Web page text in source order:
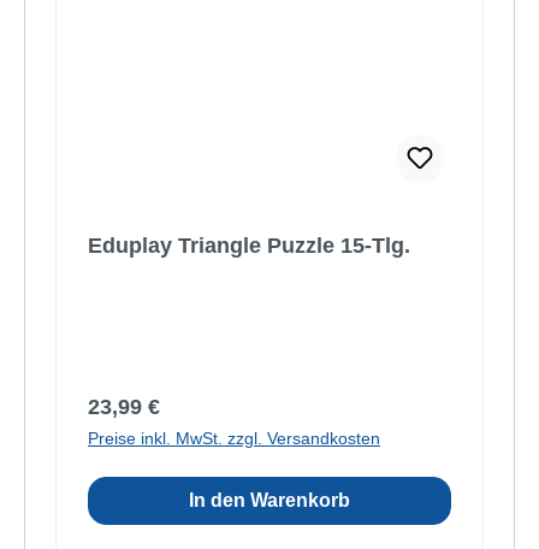
Eduplay Triangle Puzzle 15-Tlg.
Regulärer Preis:
23,99 €
Preise inkl. MwSt. zzgl. Versandkosten
In den Warenkorb